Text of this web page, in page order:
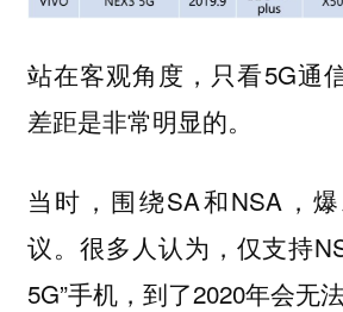
站在客观角度，只看5G通
差距是非常明显的。
当时，围绕SA和NSA，
议。很多人认为，仅支持
5G”手机，到了2020年会无